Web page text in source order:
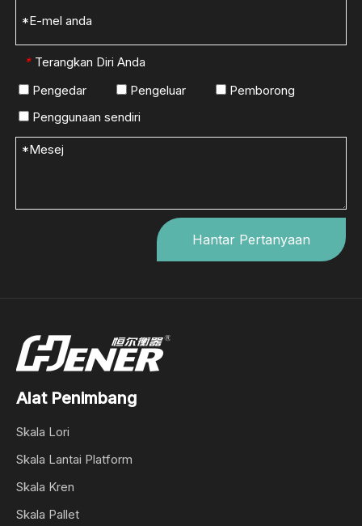
* Terangkan Diri Anda
Pengedar
Pengeluar
Pemborong
Penggunaan sendiri
Hantar Pertanyaan
Alat Penimbang
Skala Lori
Skala Lantai Platform
Skala Kren
Skala Pallet